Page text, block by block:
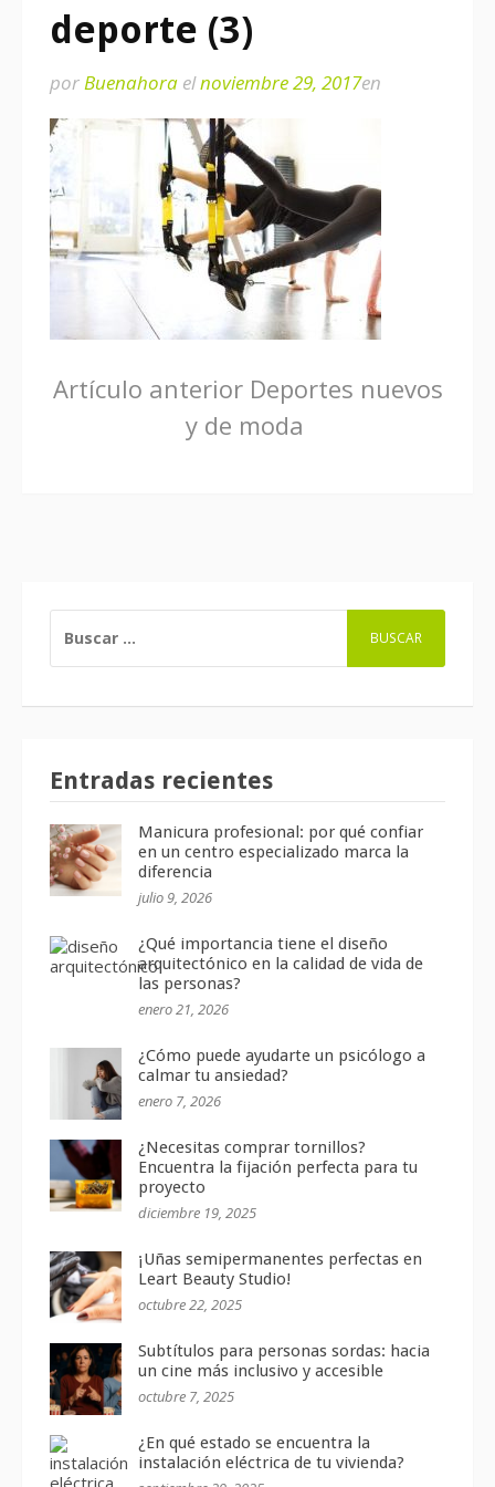
deporte (3)
porBuenahora elnoviembre 29, 2017en
Seguir
Artículo anteriorDeportes nuevos
y de moda
Entradas recientes
Manicura profesional: por qué confiar
en un centro especializado marca la
diferencia
julio 9, 2026
¿Qué importancia tiene el diseño
arquitectónico en la calidad de vida de
las personas?
enero 21, 2026
¿Cómo puede ayudarte un psicólogo a
calmar tu ansiedad?
enero 7, 2026
¿Necesitas comprar tornillos?
Encuentra la fijación perfecta para tu
proyecto
diciembre 19, 2025
¡Uñas semipermanentes perfectas en
Leart Beauty Studio!
octubre 22, 2025
Subtítulos para personas sordas: hacia
un cine más inclusivo y accesible
octubre 7, 2025
¿En qué estado se encuentra la
instalación eléctrica de tu vivienda?